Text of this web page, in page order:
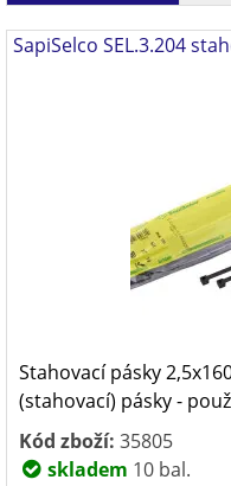
SapiSelco SEL.3.204
Stahovací pásky
(stahovací) pásky -
Kód zboží: 35805
skladem 10 bal.